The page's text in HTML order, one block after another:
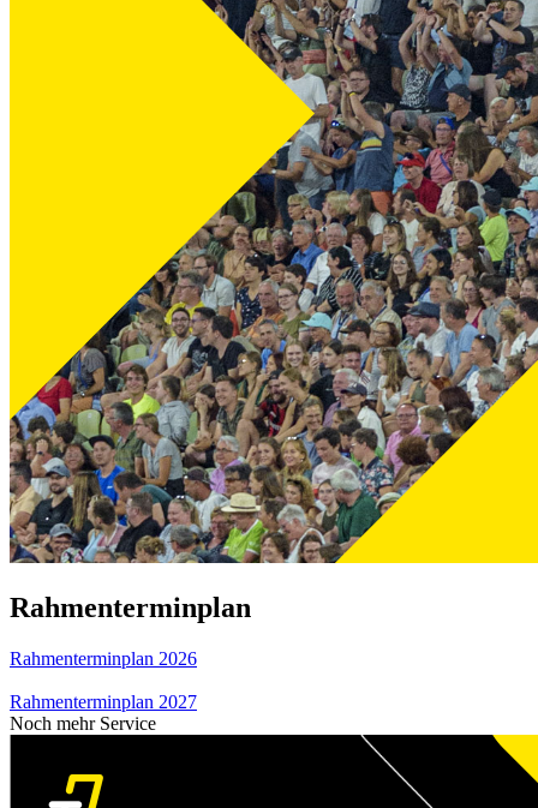
Rahmenterminplan
Rahmenterminplan 2026
Rahmenterminplan 2027
Noch mehr Service